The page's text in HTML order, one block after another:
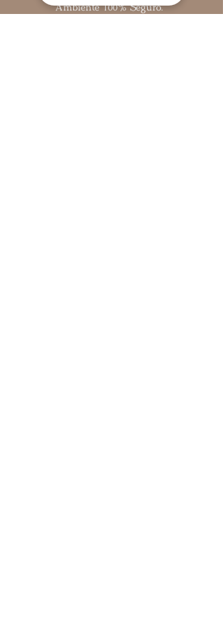
Ambiente 100% Seguro.